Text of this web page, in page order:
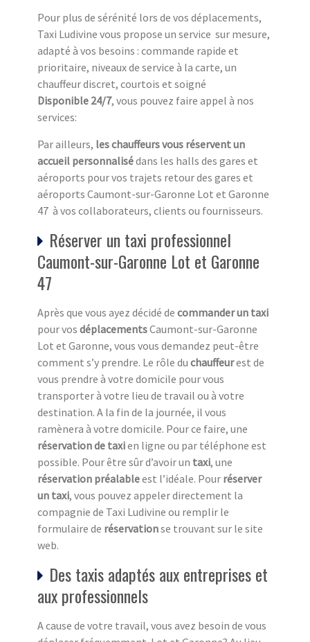
Pour plus de sérénité lors de vos déplacements,
Taxi Ludivine vous propose un service sur mesure,
adapté à vos besoins : commande rapide et
prioritaire, niveaux de service à la carte, un
chauffeur discret, courtois et soigné
Disponible 24/7, vous pouvez faire appel à nos
services:
Par ailleurs, les chauffeurs vous réservent un
accueil personnalisédans les halls des gares et
aéroports pour vos trajets retour des gares et
aéroports Caumont-sur-Garonne Lot et Garonne
47 à vos collaborateurs, clients ou fournisseurs.
Réserver un taxi professionnel
Caumont-sur-Garonne Lot et Garonne
47
Après que vous ayez décidé de commander un taxi
pour vos déplacementsCaumont-sur-Garonne
Lot et Garonne, vous vous demandez peut-être
comment s’y prendre. Le rôle du chauffeurest de
vous prendre à votre domicile pour vous
transporter à votre lieu de travail ou à votre
destination. A la fin de la journée, il vous
ramènera à votre domicile. Pour ce faire, une
réservation de taxien ligne ou par téléphone est
possible. Pour être sûr d’avoir un taxi, une
réservation préalableest l’idéale. Pour réserver
un taxi, vous pouvez appeler directement la
compagnie de Taxi Ludivine ou remplir le
formulaire de réservationse trouvant sur le site
web.
Des taxis adaptés aux entreprises et
aux professionnels
A cause de votre travail, vous avez besoin de vous